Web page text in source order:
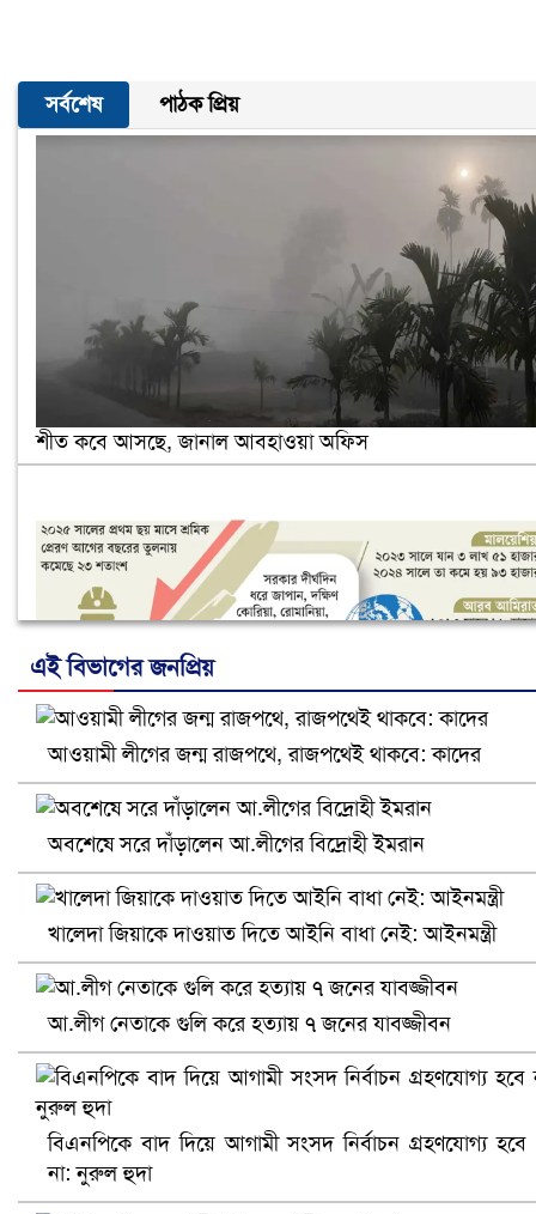
সর্বশেষ পাঠক প্রিয়
শীত কবে আসছে, জানাল আবহাওয়া অফিস
নানা সংকটে রিক্রুটিং এজেন্সি, হুমকির মুখে শ্রম রপ্তানি
খুলনায় বিএনপি অফিসে গুলি-বোমা হামলা, নিহত ১
এই বিভাগের জনপ্রিয়
আওয়ামী লীগের জন্ম রাজপথে, রাজপথেই থাকবে: কাদের
অবশেষে সরে দাঁড়ালেন আ.লীগের বিদ্রোহী ইমরান
খালেদা জিয়াকে দাওয়াত দিতে আইনি বাধা নেই: আইনমন্ত্রী
আ.লীগ নেতাকে গুলি করে হত্যায় ৭ জনের যাবজ্জীবন
বিএনপিকে বাদ দিয়ে আগামী সংসদ নির্বাচন গ্রহণযোগ্য হবে
না: নুরুল হুদা